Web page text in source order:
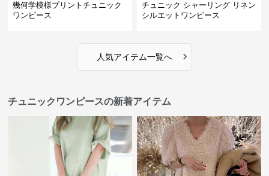
幾何学模様プリントチュニック
ワンピース
チュニック シャーリング リネン
シルエットワンピース
人気アイテム一覧へ ›
チュニックワンピースの新着アイテム